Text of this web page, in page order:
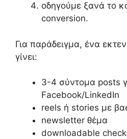
οδηγούμε ξανά το
conversion.
Για παράδειγμα, ένα
γίνει:
3-4 σύντομα posts
Facebook/LinkedIn
reels ή stories με
newsletter θέμα
downloadable